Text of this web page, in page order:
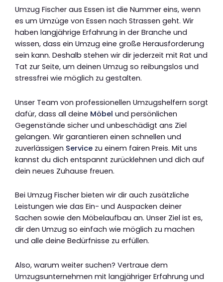
Umzug Fischer aus Essen ist die Nummer eins, wenn
es um Umzüge von Essen nach Strassen geht. Wir
haben langjährige Erfahrung in der Branche und
wissen, dass ein Umzug eine große Herausforderung
sein kann. Deshalb stehen wir dir jederzeit mit Rat und
Tat zur Seite, um deinen Umzug so reibungslos und
stressfrei wie möglich zu gestalten.
Unser Team von professionellen Umzugshelfern sorgt
dafür, dass all deine Möbel und persönlichen
Gegenstände sicher und unbeschädigt ans Ziel
gelangen. Wir garantieren einen schnellen und
zuverlässigen Service zu einem fairen Preis. Mit uns
kannst du dich entspannt zurücklehnen und dich auf
dein neues Zuhause freuen.
Bei Umzug Fischer bieten wir dir auch zusätzliche
Leistungen wie das Ein- und Auspacken deiner
Sachen sowie den Möbelaufbau an. Unser Ziel ist es,
dir den Umzug so einfach wie möglich zu machen
und alle deine Bedürfnisse zu erfüllen.
Also, warum weiter suchen? Vertraue dem
Umzugsunternehmen mit langjähriger Erfahrung und